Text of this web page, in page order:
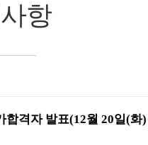
항
합격자 발표(12월 20일(화)